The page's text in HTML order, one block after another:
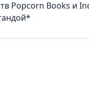
Popcorn Books и